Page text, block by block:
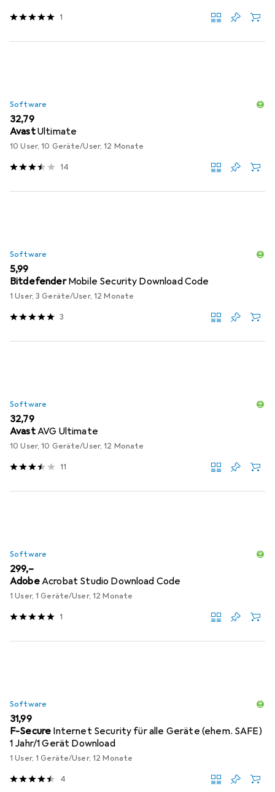
1
Software
EUR
32,79
AvastUltimate
10 User, 10 Geräte/User, 12 Monate
14
Software
EUR
5,99
Bitdefender Mobile Security Download Code
1 User, 3 Geräte/User, 12 Monate
3
Software
EUR
32,79
AvastAVG Ultimate
10 User, 10 Geräte/User, 12 Monate
11
Software
EUR
299,–
AdobeAcrobat Studio Download Code
1 User, 1 Geräte/User, 12 Monate
1
Software
EUR
31,99
F-Secure Internet Security für alle Geräte (ehem. SAFE)
1 Jahr/1 Gerät Download
1 User, 1 Geräte/User, 12 Monate
4